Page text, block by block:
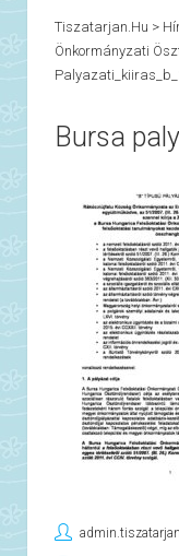
Tiszatarjan.hu >
Önkormányzati
Bursa
admin.tiszatarjan